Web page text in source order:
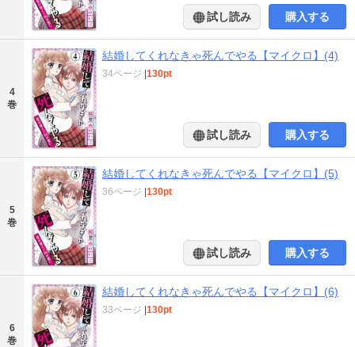
試し読み 購入する
4
巻
結婚してくれなきゃ死んでやる【マイクロ】(4)
34ページ |130pt
試し読み 購入する
5
巻
結婚してくれなきゃ死んでやる【マイクロ】(5)
36ページ |130pt
試し読み 購入する
6
巻
結婚してくれなきゃ死んでやる【マイクロ】(6)
33ページ |130pt